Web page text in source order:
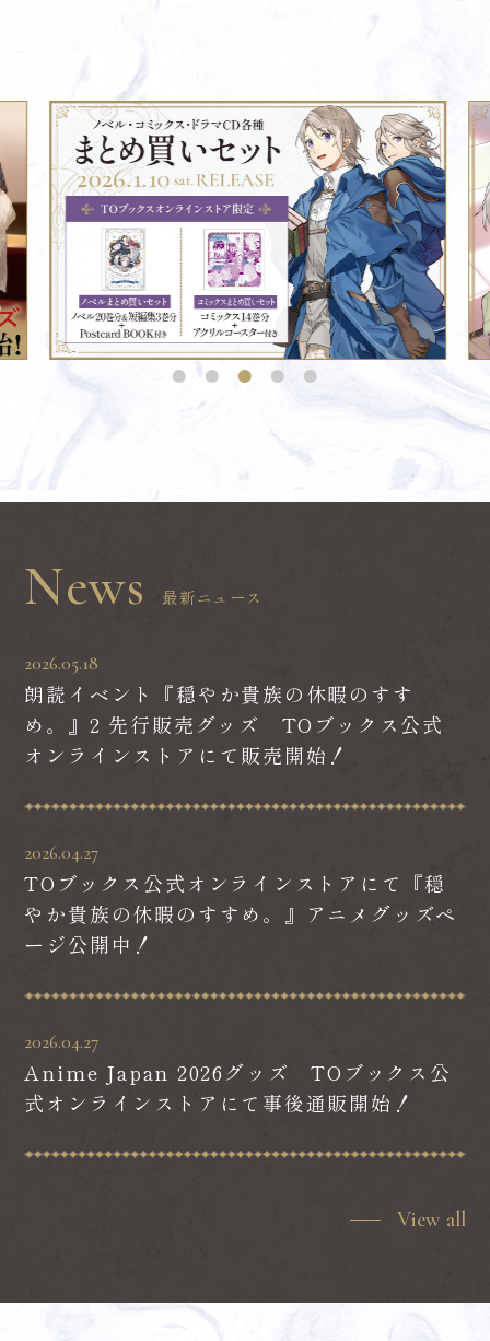
News 最新ニュース
2026.05.18
朗読イベント『穏やか貴族の休暇のすす
め。』2 先行販売グッズ TOブックス公式
オンラインストアにて販売開始！
2026.04.27
TOブックス公式オンラインストアにて『穏
やか貴族の休暇のすすめ。』アニメグッズペ
ージ公開中！
2026.04.27
Anime Japan 2026グッズ TOブックス公
式オンラインストアにて事後通販開始！
View all